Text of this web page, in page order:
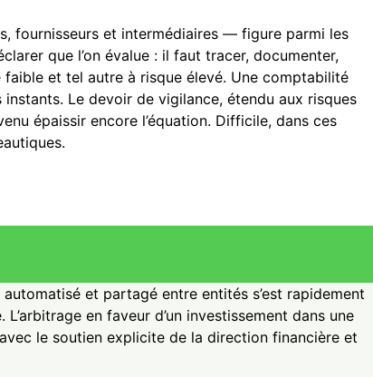
fournisseurs et intermédiaires — figure parmi les
que l’on évalue : il faut tracer, documenter,
et tel autre à risque élevé. Une comptabilité
Le devoir de vigilance, étendu aux risques
épaissir encore l’équation. Difficile, dans ces
et partagé entre entités s’est rapidement
en faveur d’un investissement dans une
le soutien explicite de la direction financière et